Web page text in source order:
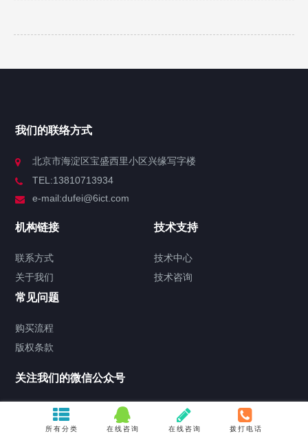
我们的联络方式
北京市海淀区宝盛西里小区兴缘写字楼
TEL:13810713934
e-mail:dufei@6ict.com
机构链接
联系方式
关于我们
技术支持
技术中心
技术咨询
常见问题
购买流程
版权条款
关注我们的微信公众号
所有分类 在线咨询 在线咨询 拨打电话